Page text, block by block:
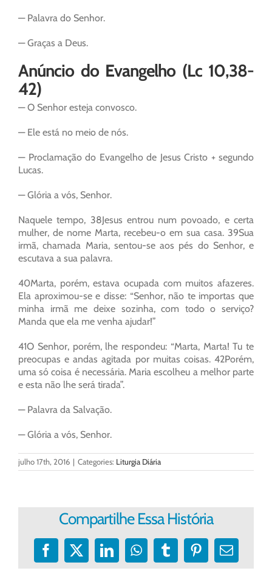
— Palavra do Senhor.
— Graças a Deus.
Anúncio do Evangelho (Lc 10,38-
42)
— O Senhor esteja convosco.
— Ele está no meio de nós.
— Proclamação do Evangelho de Jesus Cristo + segundo
Lucas.
— Glória a vós, Senhor.
Naquele tempo, 38Jesus entrou num povoado, e certa
mulher, de nome Marta, recebeu-o em sua casa. 39Sua
irmã, chamada Maria, sentou-se aos pés do Senhor, e
escutava a sua palavra.
40Marta, porém, estava ocupada com muitos afazeres.
Ela aproximou-se e disse: “Senhor, não te importas que
minha irmã me deixe sozinha, com todo o serviço?
Manda que ela me venha ajudar!”
41O Senhor, porém, lhe respondeu: “Marta, Marta! Tu te
preocupas e andas agitada por muitas coisas. 42Porém,
uma só coisa é necessária. Maria escolheu a melhor parte
e esta não lhe será tirada”.
— Palavra da Salvação.
— Glória a vós, Senhor.
julho 17th, 2016 | Categories: Liturgia Diária
Compartilhe Essa História
Facebook
X LinkedInWhatsApp
TumblrPinterest
E-